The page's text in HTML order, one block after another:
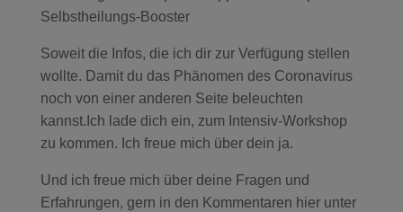
Selbstheilungs-Booster
Soweit die Infos, die ich dir zur Verfügung stellen
wollte. Damit du das Phänomen des Coronavirus
noch von einer anderen Seite beleuchten
kannst.Ich lade dich ein, zum Intensiv-Workshop
zu kommen. Ich freue mich über dein ja.
Und ich freue mich über deine Fragen und
Erfahrungen, gern in den Kommentaren hier unter